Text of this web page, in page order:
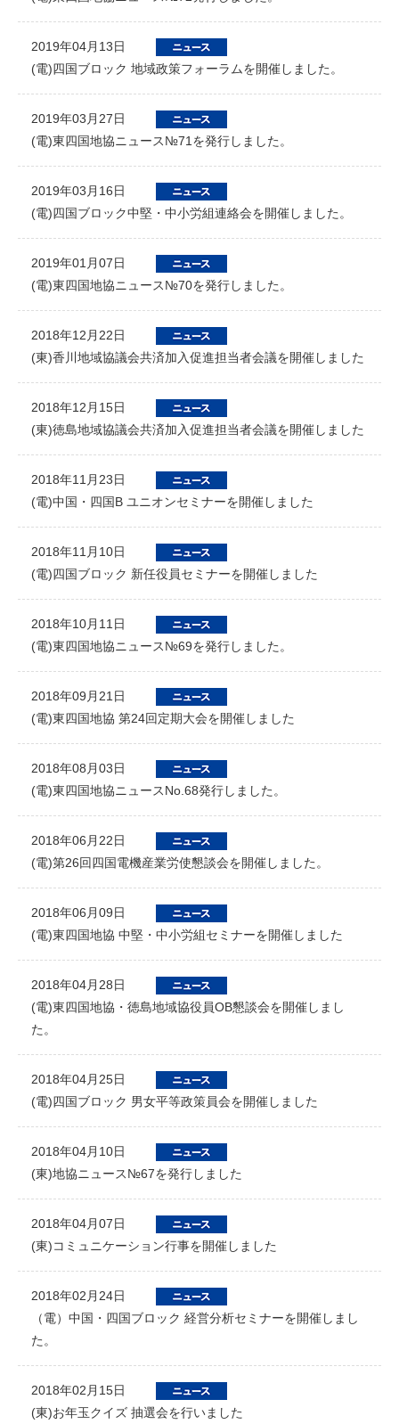
2019年04月13日
(電)四国ブロック 地域政策フォーラムを開催しました。
2019年03月27日
(電)東四国地協ニュース№71を発行しました。
2019年03月16日
(電)四国ブロック中堅・中小労組連絡会を開催しました。
2019年01月07日
(電)東四国地協ニュース№70を発行しました。
2018年12月22日
(東)香川地域協議会共済加入促進担当者会議を開催しました
2018年12月15日
(東)徳島地域協議会共済加入促進担当者会議を開催しました
2018年11月23日
(電)中国・四国B ユニオンセミナーを開催しました
2018年11月10日
(電)四国ブロック 新任役員セミナーを開催しました
2018年10月11日
(電)東四国地協ニュース№69を発行しました。
2018年09月21日
(電)東四国地協 第24回定期大会を開催しました
2018年08月03日
(電)東四国地協ニュースNo.68発行しました。
2018年06月22日
(電)第26回四国電機産業労使懇談会を開催しました。
2018年06月09日
(電)東四国地協 中堅・中小労組セミナーを開催しました
2018年04月28日
(電)東四国地協・徳島地域協役員OB懇談会を開催しまし
た。
2018年04月25日
(電)四国ブロック 男女平等政策員会を開催しました
2018年04月10日
(東)地協ニュース№67を発行しました
2018年04月07日
(東)コミュニケーション行事を開催しました
2018年02月24日
（電）中国・四国ブロック 経営分析セミナーを開催しまし
た。
2018年02月15日
(東)お年玉クイズ 抽選会を行いました